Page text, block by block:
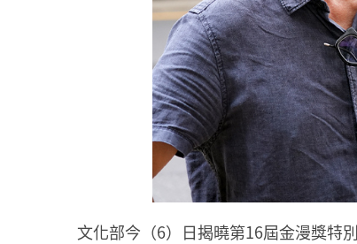
文化部今（6）日揭曉第16屆金漫獎特